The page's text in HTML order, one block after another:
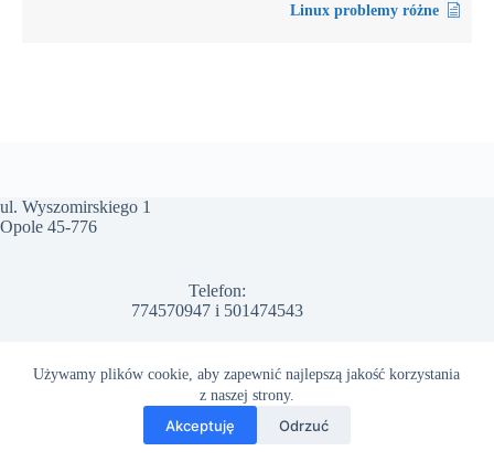
Używamy plików cookie, aby zapewnić najlepszą jakość korzystania
z naszej strony.
Akceptuję Odrzuć
Linux problemy różne
ul. Wyszomirskiego 1
Opole 45-776
Telefon:
774570947 i 501474543
Email:
Polityka prywatności
Polityka zwrotów